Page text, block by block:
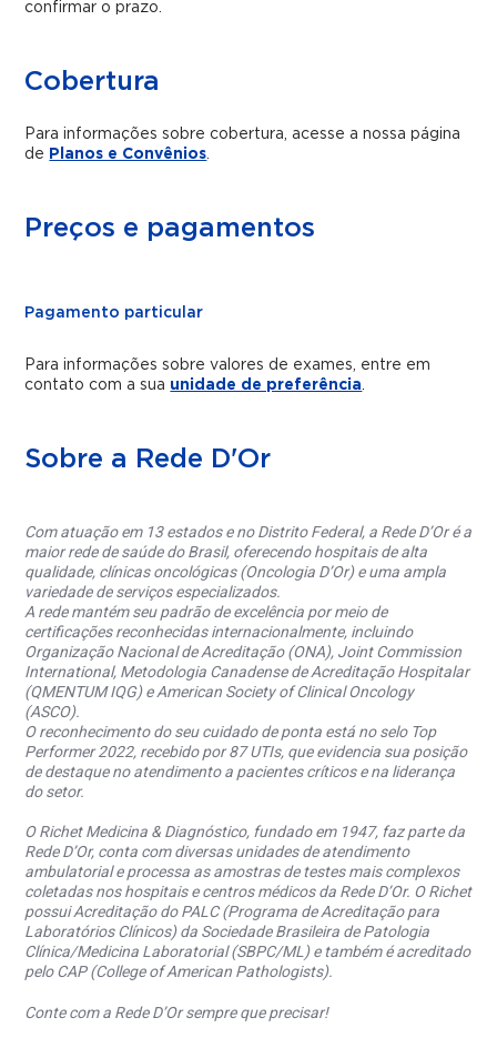
confirmar o prazo.
Cobertura
Para informações sobre cobertura, acesse a nossa página
de Planos e Convênios.
Preços e pagamentos
Pagamento particular
Para informações sobre valores de exames, entre em
contato com a sua unidade de preferência.
Sobre a Rede D'Or
Com atuação em 13 estados e no Distrito Federal, a Rede D’Or é a
maior rede de saúde do Brasil, oferecendo hospitais de alta
qualidade, clínicas oncológicas (Oncologia D’Or) e uma ampla
variedade de serviços especializados.
A rede mantém seu padrão de excelência por meio de
certificações reconhecidas internacionalmente, incluindo
Organização Nacional de Acreditação (ONA), Joint Commission
International, Metodologia Canadense de Acreditação Hospitalar
(QMENTUM IQG) e American Society of Clinical Oncology
(ASCO).
O reconhecimento do seu cuidado de ponta está no selo Top
Performer 2022, recebido por 87 UTIs, que evidencia sua posição
de destaque no atendimento a pacientes críticos e na liderança
do setor.
O Richet Medicina & Diagnóstico, fundado em 1947, faz parte da
Rede D’Or, conta com diversas unidades de atendimento
ambulatorial e processa as amostras de testes mais complexos
coletadas nos hospitais e centros médicos da Rede D’Or. O Richet
possui Acreditação do PALC (Programa de Acreditação para
Laboratórios Clínicos) da Sociedade Brasileira de Patologia
Clínica/Medicina Laboratorial (SBPC/ML) e também é acreditado
pelo CAP (College of American Pathologists).
Conte com a Rede D’Or sempre que precisar!